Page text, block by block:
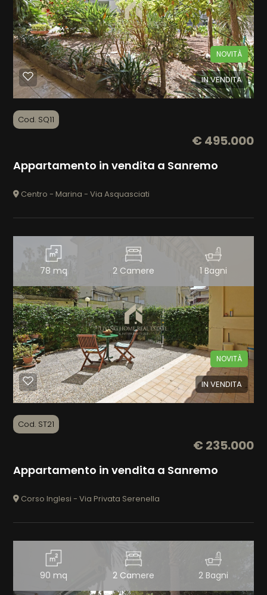
IN VENDITA
NOVITÀ
Cod. SQ11
€ 495.000
Appartamento in vendita a Sanremo
Centro - Marina - Via Asquasciati
78 mq 2 Camere 1 Bagni
IN VENDITA
NOVITÀ
Cod. ST21
€ 235.000
Appartamento in vendita a Sanremo
Corso Inglesi - Via Privata Serenella
90 mq 2 Camere 2 Bagni
Posto auto/Box
Balcone/Terrazzo
Ascensore
Arredato